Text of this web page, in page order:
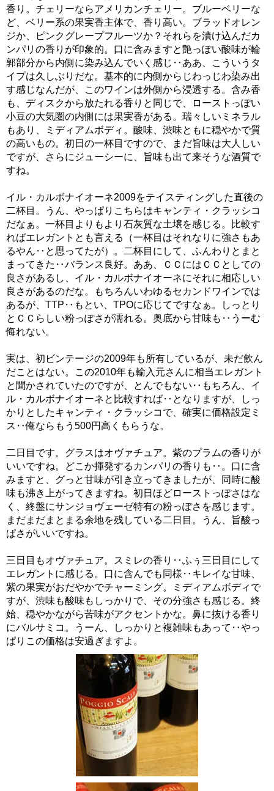
香り。チェリーならアメリカンチェリー。ブルーベリーな
ど、ベリー系の果実香主体で、香り高い。ブラッドオレン
ジか、ピンクグレープフルーツか？それらを漬け込んだカ
ンパリの香りが印象的。口に含みますと艶っぽい酸味が輪
郭部分から内側に染み込んでいく感じ‥ああ、こういうタ
イプは久しぶりだな。基本的に内側からじわっじわ染み出
す感じなんだが、このワインは外側から浸透する。含み香
も、ディスクから放たれる香りと同じで、ローストっぽい
小豆の大気圏の内側には果実香がある。瑞々しいミネラル
もあり、ミディアムボディ。酸味、渋味ともに穏やかで質
の高いもの。初日の一杯目ですので、まだ旨味は大人しい
ですが、さらにジューシーに、旨味も出て来そうな酒質で
すね。
イル・カルボナイオーネ2009をテイスティングした直後の
二杯目。うん、やっぱりこちらはキャンティ・クラッシコ
だなぁ。一杯目よりもより石灰質な土壌を感じる。比較す
ればエレガントとも言える（一杯目はそれなりに強さもあ
るやん‥と思ってたが）。二杯目にして、ふんわりとまと
まってきた‥バランス良好。ああ、ＣＣにはＣＣとしての
良さがあるし、イル・カルボナイオーネにそれに相応しい
良さがあるのだな。もちろんいわゆるセカンドワインでは
あるが、TTP‥もとい、TPOに応じてですなぁ。しっとり
とＣＣらしい粉っぽさが濡れる。奥底から甘味も‥うーむ
侮れない。
実は、初ビンテージの2009年も所有しているが、未だ飲ん
だことはない。この2010年も輸入元さんに相当エレガント
と聞かされていたのですが、とんでもない‥もちろん、イ
ル・カルボナイオーネと比較すれば‥となりますが、しっ
かりとしたキャンティ・クラッシコで、確実に価格設定ミ
ス‥俺ならもう500円高くもらうな。
二日目です。グラスはオヴァチュア。紫のプラムの香りが
いいですね。どこか揮発するカンパリの香りも‥。口に含
みますと、グっと甘味が引き立ってきましたが、同時に酸
味も沸き上がってきますね。初日ほどローストっぽさはな
く、終盤にサンジョヴェーゼ特有の粉っぽさを感じます。
まだまだまとまる余地を残している二日目。うん、旨酸っ
ぱさがいいですね。
三日目もオヴァチュア。スミレの香り‥ふぅ三日目にして
エレガントに感じる。口に含んでも同様‥キレイな甘味、
紫の果実がおだやかでチャーミング。ミディアムボディで
すが、渋味も酸味もしっかりで、その分強さも感じる。終
始、穏やかながら苦味がアクセントかな。鼻に抜ける香り
にバルサミコ。うーん、しっかりと複雑味もあって‥やっ
ぱりこの価格は安過ぎますよ。